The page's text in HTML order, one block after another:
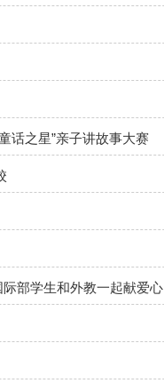
话之星”亲子讲故事大赛
部学生和外教一起献爱心